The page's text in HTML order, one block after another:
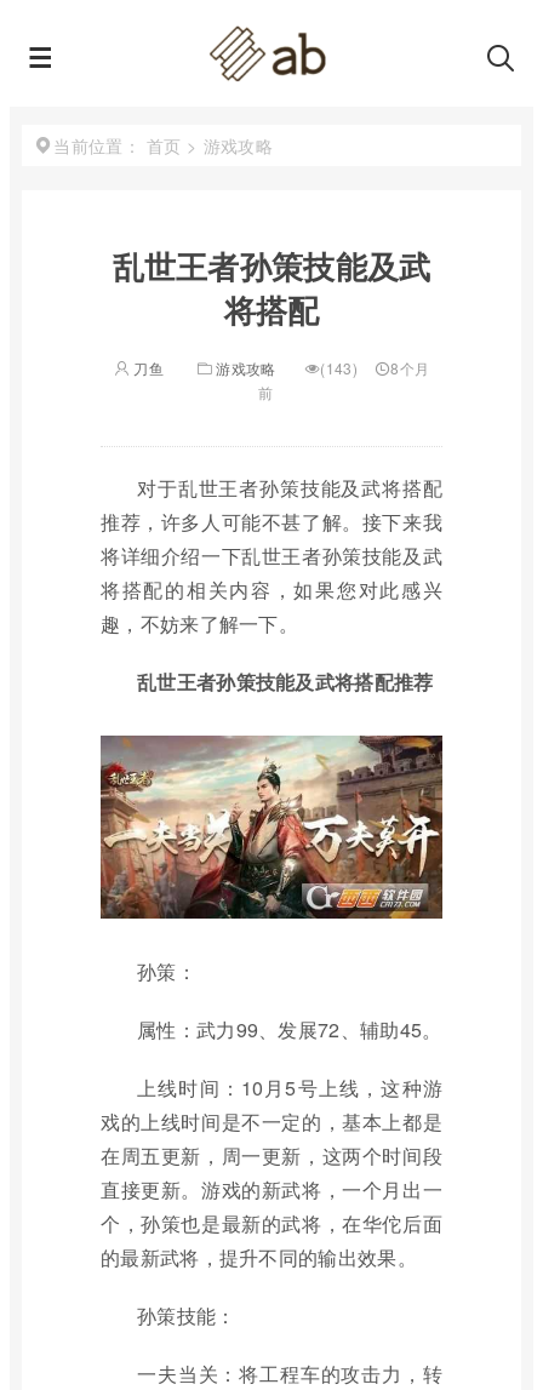
当前位置： 首页 > 游戏攻略
乱世王者孙策技能及武
将搭配
刀鱼 游戏攻略 (143)
8个月
前
对于乱世王者孙策技能及武将搭配
推荐，许多人可能不甚了解。接下来我
将详细介绍一下乱世王者孙策技能及武
将搭配的相关内容，如果您对此感兴
趣，不妨来了解一下。
乱世王者孙策技能及武将搭配推荐
孙策：
属性：武力99、发展72、辅助45。
上线时间：10月5号上线，这种游
戏的上线时间是不一定的，基本上都是
在周五更新，周一更新，这两个时间段
直接更新。游戏的新武将，一个月出一
个，孙策也是最新的武将，在华佗后面
的最新武将，提升不同的输出效果。
孙策技能：
一夫当关：将工程车的攻击力，转